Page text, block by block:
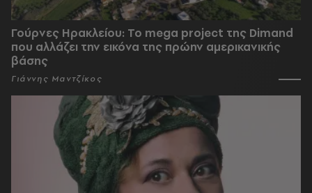
Γούρνες Ηρακλείου: To mega project της Dimand
που αλλάζει την εικόνα της πρώην αμερικανικής
βάσης
Γιάννης Μαντζίκος